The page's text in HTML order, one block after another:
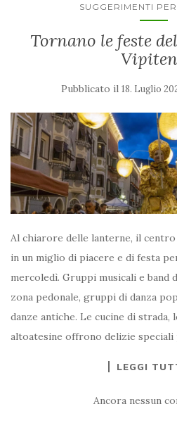
SUGGERIMENTI
Tornano le feste
Pubblicato il 18. Luglio
Al chiarore delle lanterne, il
in un miglio di piacere e di festa
mercoledì. Gruppi musicali e band
zona pedonale, gruppi di danza
danze antiche. Le cucine di strada,
altoatesine offrono delizie
LEGGI
Ancora nessun